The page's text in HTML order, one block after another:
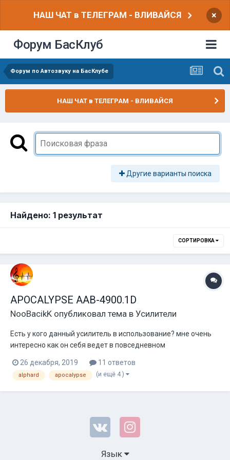
НАШ ЧАТ в ТЕЛЕГРАМ - ВЛИВАЙСЯ ×
Форум БасКлуб
Форум по Автозвуку на БасКлубе
НАШ ЧАТ в ТЕЛЕГРАМ - ВЛИВАЙСЯ
Другие варианты поиска
Найдено: 1 результат
СОРТИРОВКА
APOCALYPSE AAB-4900.1D
NooBacikK опубликовал тема в Усилители
Есть у кого данный усилитель в использование? мне очень
интересно как он себя ведет в повседневном
по моему еще не видел) , знаю что старые ААБы вполне
очень даже, а вот как новые собранные в Китае? Цена
довольно интересная и хотелось бы п...
26 декабря, 2019 11 ответов
alphard apocalypse (и ещё 4 )
Язык